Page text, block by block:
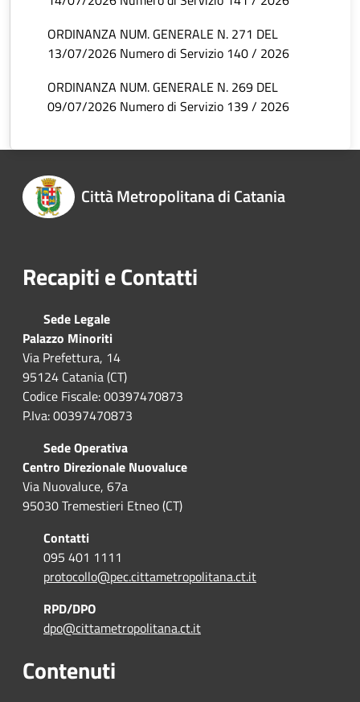
ORDINANZA NUM. GENERALE N. 271 DEL
13/07/2026 Numero di Servizio 140 / 2026
ORDINANZA NUM. GENERALE N. 269 DEL
09/07/2026 Numero di Servizio 139 / 2026
Città Metropolitana di Catania
Recapiti e Contatti
Sede Legale
Palazzo Minoriti
Via Prefettura, 14
95124 Catania (CT)
Codice Fiscale: 00397470873
P.Iva: 00397470873
Sede Operativa
Centro Direzionale Nuovaluce
Via Nuovaluce, 67a
95030 Tremestieri Etneo (CT)
Contatti
095 401 1111
protocollo@pec.cittametropolitana.ct.it
RPD/DPO
dpo@cittametropolitana.ct.it
Contenuti